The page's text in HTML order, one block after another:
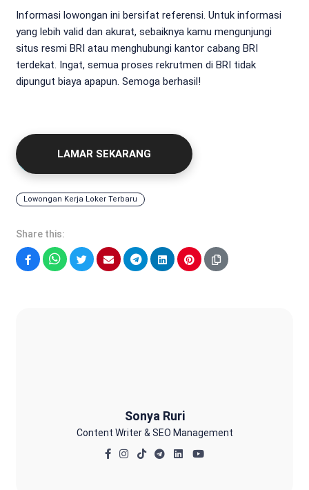
Informasi lowongan ini bersifat referensi. Untuk informasi
yang lebih valid dan akurat, sebaiknya kamu mengunjungi
situs resmi BRI atau menghubungi kantor cabang BRI
terdekat. Ingat, semua proses rekrutmen di BRI tidak
dipungut biaya apapun. Semoga berhasil!
LAMAR SEKARANG
Lowongan Kerja Loker Terbaru
Share this:
Sonya Ruri
Content Writer & SEO Management